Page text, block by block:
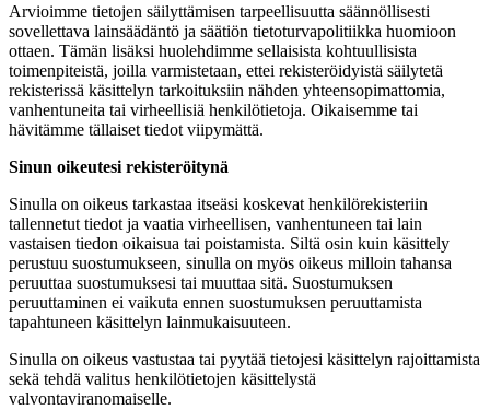
Arvioimme tietojen säilyttämisen tarpeellisuutta säännöllisesti
sovellettava lainsäädäntö ja säätiön tietoturvapolitiikka huomioon
ottaen. Tämän lisäksi huolehdimme sellaisista kohtuullisista
toimenpiteistä, joilla varmistetaan, ettei rekisteröidyistä säilytetä
rekisterissä käsittelyn tarkoituksiin nähden yhteensopimattomia,
vanhentuneita tai virheellisiä henkilötietoja. Oikaisemme tai
hävitämme tällaiset tiedot viipymättä.
Sinun oikeutesi rekisteröitynä
Sinulla on oikeus tarkastaa itseäsi koskevat henkilörekisteriin
tallennetut tiedot ja vaatia virheellisen, vanhentuneen tai lain
vastaisen tiedon oikaisua tai poistamista. Siltä osin kuin käsittely
perustuu suostumukseen, sinulla on myös oikeus milloin tahansa
peruuttaa suostumuksesi tai muuttaa sitä. Suostumuksen
peruuttaminen ei vaikuta ennen suostumuksen peruuttamista
tapahtuneen käsittelyn lainmukaisuuteen.
Sinulla on oikeus vastustaa tai pyytää tietojesi käsittelyn rajoittamista
sekä tehdä valitus henkilötietojen käsittelystä
valvontaviranomaiselle.